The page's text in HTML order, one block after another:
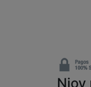
Njoy